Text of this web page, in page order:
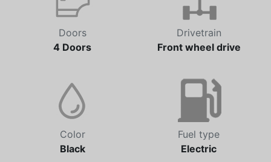
4 Doors
Front wheel drive